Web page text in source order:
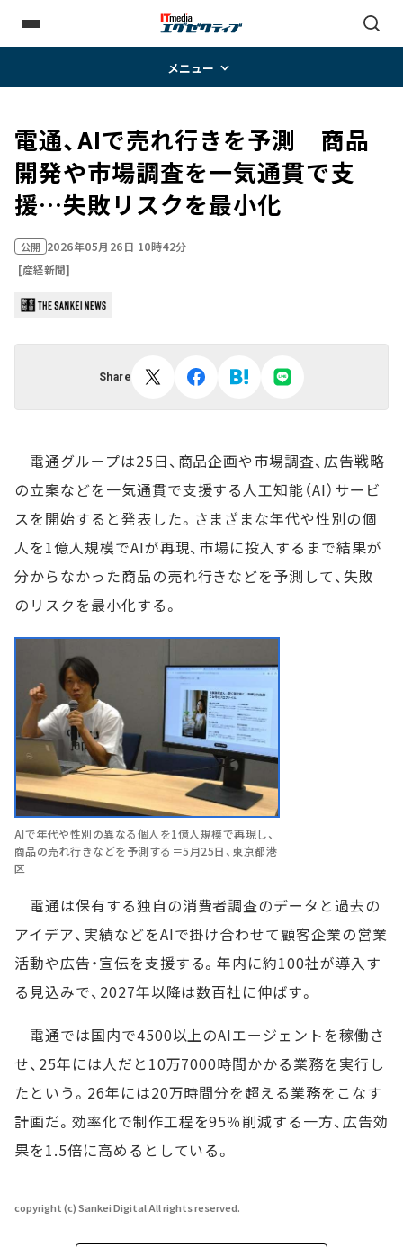
メニュー
電通、AIで売れ行きを予測 商品
開発や市場調査を一気通貫で支
援…失敗リスクを最小化
公開 2026年05月26日 10時42分
[産経新聞]
Share
電通グループは25日、商品企画や市場調査、広告戦略
の立案などを一気通貫で支援する人工知能（AI）サービ
スを開始すると発表した。さまざまな年代や性別の個
人を1億人規模でAIが再現、市場に投入するまで結果が
分からなかった商品の売れ行きなどを予測して、失敗
のリスクを最小化する。
AIで年代や性別の異なる個人を1億人規模で再現し、
商品の売れ行きなどを予測する＝5月25日、東京都港
区
電通は保有する独自の消費者調査のデータと過去の
アイデア、実績などをAIで掛け合わせて顧客企業の営業
活動や広告・宣伝を支援する。年内に約100社が導入す
る見込みで、2027年以降は数百社に伸ばす。
電通では国内で4500以上のAIエージェントを稼働さ
せ、25年には人だと10万7000時間かかる業務を実行し
たという。26年には20万時間分を超える業務をこなす
計画だ。効率化で制作工程を95％削減する一方、広告効
果を1.5倍に高めるとしている。
copyright (c) Sankei Digital All rights reserved.